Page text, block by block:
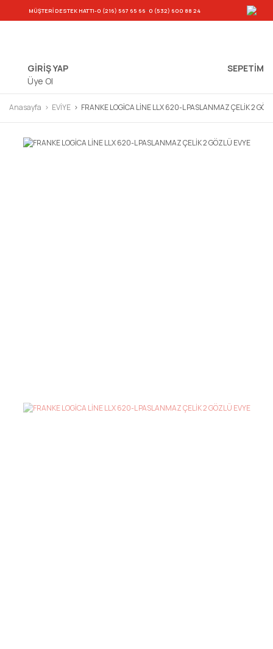
MÜŞTERİ DESTEK HATTI-0 (216) 567 65 66-0 (532) 600 88 24
GİRİŞ YAP
Üye Ol
SEPETIM
Anasayfa EVİYE FRANKE LOGİCA LİNE LLX 620-L PASLANMAZ ÇELİK 2